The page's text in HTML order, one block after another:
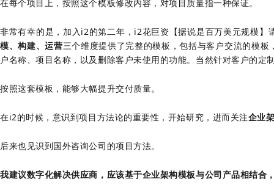
在每个项目上，按照这个模板修改内容，对项目质量指一种保证。
非常有幸的是，加入i2的第二年，i2花巨资【据说是百万美元规模
模、构建、运营三个维度提供了完整的模板，包括与客户交流的模板
户名称、项目名称，以及删除客户未使用的功能。当然针对客户的定
按照这套模板，能够大幅提升交付质量。
在i2的时候，意识到项目方法论的重要性，开始研究，进而关注企业
后来也见识到国外咨询公司的项目方法。
我建议数字化解决供应商，应该基于企业架构模板与公司产品相结合